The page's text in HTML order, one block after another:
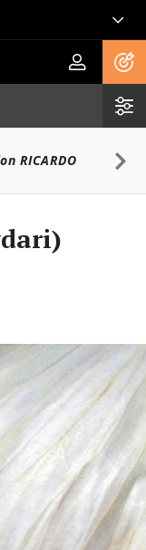
RICARDO